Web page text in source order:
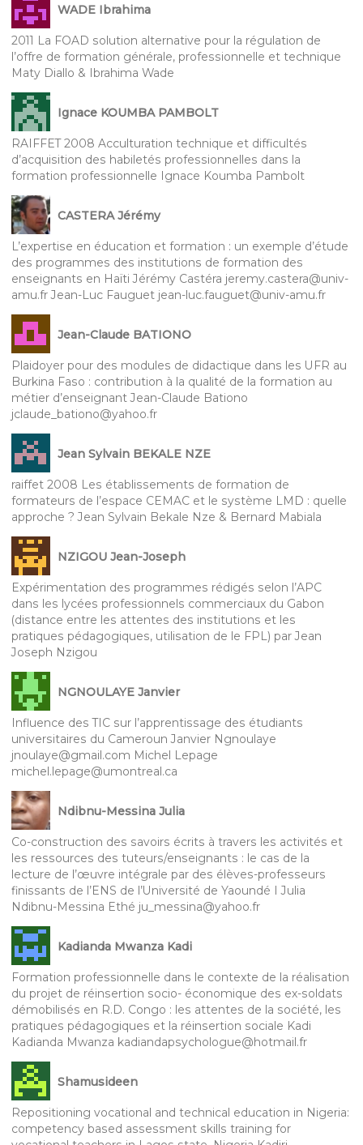
WADE Ibrahima
2011 La FOAD solution alternative pour la régulation de
l’offre de formation générale, professionnelle et technique
Maty Diallo & Ibrahima Wade
Ignace KOUMBA PAMBOLT
RAIFFET 2008 Acculturation technique et difficultés
d’acquisition des habiletés professionnelles dans la
formation professionnelle Ignace Koumba Pambolt
CASTERA Jérémy
L’expertise en éducation et formation : un exemple d’étude
des programmes des institutions de formation des
enseignants en Haïti Jérémy Castéra jeremy.castera@univ-
amu.fr Jean-Luc Fauguet jean-luc.fauguet@univ-amu.fr
Jean-Claude BATIONO
Plaidoyer pour des modules de didactique dans les UFR au
Burkina Faso : contribution à la qualité de la formation au
métier d’enseignant Jean-Claude Bationo
jclaude_bationo@yahoo.fr
Jean Sylvain BEKALE NZE
raiffet 2008 Les établissements de formation de
formateurs de l’espace CEMAC et le système LMD : quelle
approche ? Jean Sylvain Bekale Nze & Bernard Mabiala
NZIGOU Jean-Joseph
Expérimentation des programmes rédigés selon l’APC
dans les lycées professionnels commerciaux du Gabon
(distance entre les attentes des institutions et les
pratiques pédagogiques, utilisation de le FPL) par Jean
Joseph Nzigou
NGNOULAYE Janvier
Influence des TIC sur l’apprentissage des étudiants
universitaires du Cameroun Janvier Ngnoulaye
jnoulaye@gmail.com Michel Lepage
michel.lepage@umontreal.ca
Ndibnu-Messina Julia
Co-construction des savoirs écrits à travers les activités et
les ressources des tuteurs/enseignants : le cas de la
lecture de l’œuvre intégrale par des élèves-professeurs
finissants de l’ENS de l’Université de Yaoundé I Julia
Ndibnu-Messina Ethé ju_messina@yahoo.fr
Kadianda Mwanza Kadi
Formation professionnelle dans le contexte de la réalisation
du projet de réinsertion socio- économique des ex-soldats
démobilisés en R.D. Congo : les attentes de la société, les
pratiques pédagogiques et la réinsertion sociale Kadi
Kadianda Mwanza kadiandapsychologue@hotmail.fr
Shamusideen
Repositioning vocational and technical education in Nigeria:
competency based assessment skills training for